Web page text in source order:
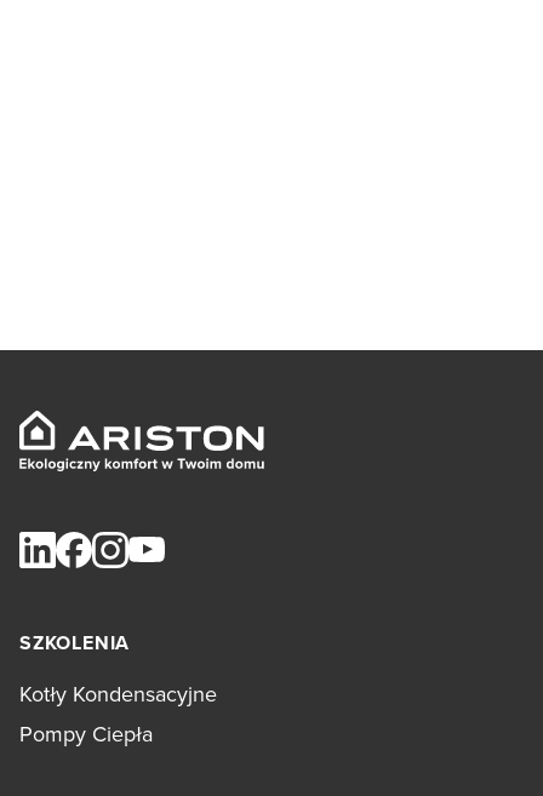
SZKOLENIA
Kotły Kondensacyjne
Pompy Ciepła